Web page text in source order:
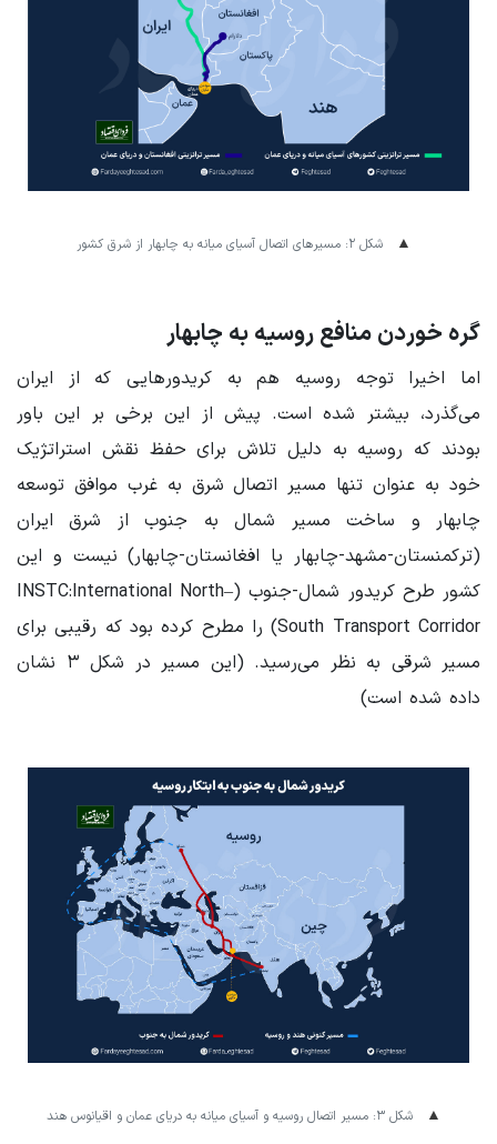
شکل ۲: مسیرهای اتصال آسیای میانه به چابهار از شرق کشور
گره‌ خوردن منافع روسیه به چابهار
اما اخیرا توجه روسیه هم به کریدورهایی که از ایران
می‌گذرد، بیشتر شده است. پیش از این برخی بر این باور
بودند که روسیه به دلیل تلاش برای حفظ نقش استراتژیک
خود به عنوان تنها مسیر اتصال شرق به غرب موافق توسعه
چابهار و ساخت مسیر شمال به جنوب از شرق ایران
(ترکمنستان-مشهد-چابهار یا افغانستان-چابهار) نیست و این
کشور طرح کریدور شمال-جنوب (INSTC:International North–
South Transport Corridor) را مطرح کرده بود که رقیبی برای
مسیر شرقی به نظر می‌رسید. (این مسیر در شکل ۳ نشان
داده شده است)
شکل ۳: مسیر اتصال روسیه و آسیای میانه به دریای عمان و اقیانوس هند